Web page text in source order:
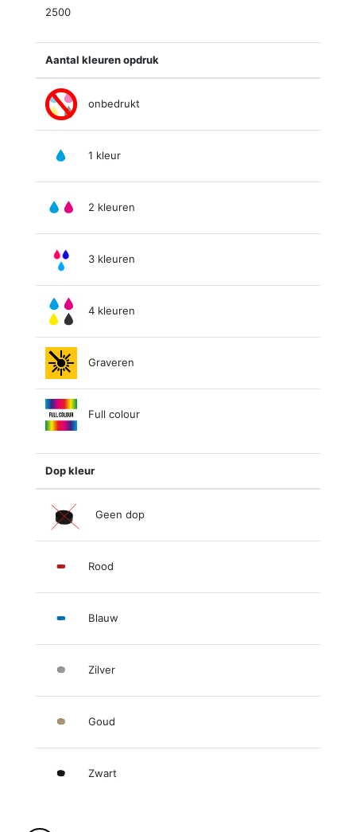
2500
Aantal kleuren opdruk
onbedrukt
1 kleur
2 kleuren
3 kleuren
4 kleuren
Graveren
Full colour
Dop kleur
Geen dop
Rood
Blauw
Zilver
Goud
Zwart